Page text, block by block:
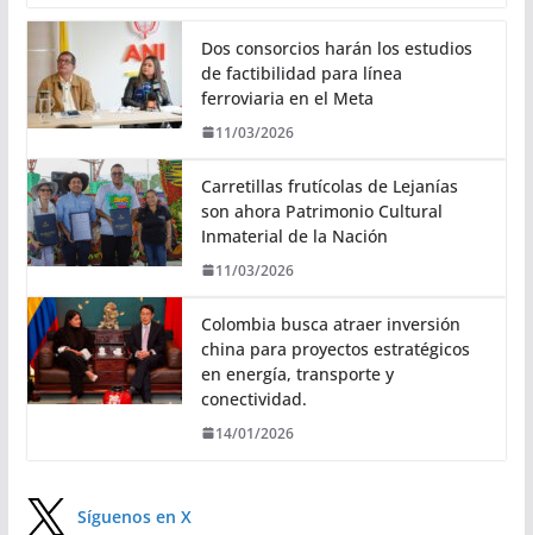
Dos consorcios harán los estudios
de factibilidad para línea
ferroviaria en el Meta
11/03/2026
Carretillas frutícolas de Lejanías
son ahora Patrimonio Cultural
Inmaterial de la Nación
11/03/2026
Colombia busca atraer inversión
china para proyectos estratégicos
en energía, transporte y
conectividad.
14/01/2026
Síguenos en X